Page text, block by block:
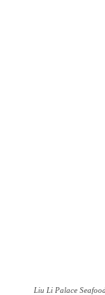
Liu Li Palace